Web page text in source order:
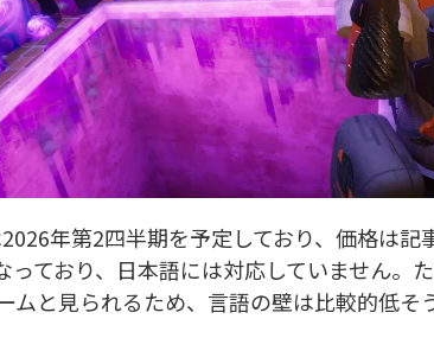
2026年第2四半期を予定しており、価格は
っており、日本語には対応していません。
ムと見られるため、言語の壁は比較的低そ